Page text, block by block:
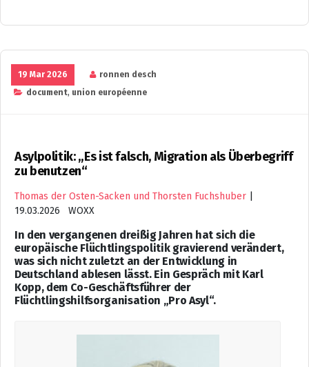
19 Mar 2026
ronnen desch
document, union européenne
Asylpolitik: „Es ist falsch, Migration als Überbegriff
zu benutzen“
Thomas der Osten-Sacken und Thorsten Fuchshuber
19.03.2026 WOXX
In den vergangenen dreißig Jahren hat sich die
europäische Flüchtlingspolitik gravierend verändert,
was sich nicht zuletzt an der Entwicklung in
Deutschland ablesen lässt. Ein Gespräch mit Karl
Kopp, dem Co-Geschäftsführer der
Flüchtlingshilfsorganisation „Pro Asyl“.